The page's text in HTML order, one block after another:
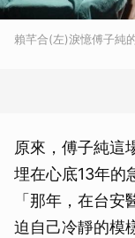
賴芊合(左)淚憶傅子純
原來，傅子純這
埋在心底13年的
「那年，在台
迫自己冷靜的模